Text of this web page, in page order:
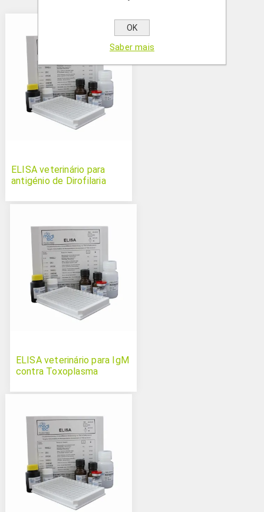
ELISA veterinário para
antigénio de Dirofilaria
ELISA veterinário para IgM
contra Toxoplasma
OK
Saber mais